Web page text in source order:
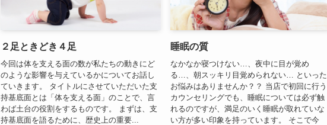
２足ときどき４足
今回は体を支える面の数が私たちの動きにど
のような影響を与えているかについてお話し
ていきます。 タイトルにさせていただいた支
持基底面とは「体を支える面」のことで、言
わば土台の役割をするものです。 まずは、支
持基底面を語るために、歴史上の重要...
睡眠の質
なかなか寝つけない…、夜中に目が覚め
る…、朝スッキリ目覚められない… といった
お悩みはありませんか？？ 当店で初回に行う
カウンセリングでも、睡眠については必ず触
れるのですが、満足のいく睡眠が取れていな
い方が多い印象を持っています。 そこで今